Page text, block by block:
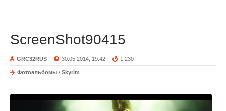
ScreenShot90415
GRC32RUS 30.05.2014, 19:42 1 230
Фотоальбомы / Skyrim